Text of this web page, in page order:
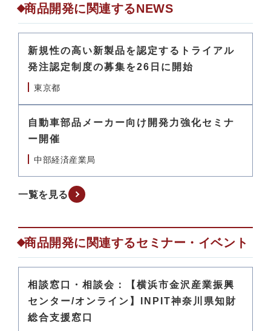
商品開発に関連するNEWS
新規性の高い新製品を認定するトライアル
発注認定制度の募集を26日に開始
東京都
自動車部品メーカー向け開発力強化セミナ
ー開催
中部経済産業局
一覧を見る
商品開発に関連するセミナー・イベント
相談窓口・相談会：【横浜市金沢産業振興
センター/オンライン】INPIT神奈川県知財
総合支援窓口